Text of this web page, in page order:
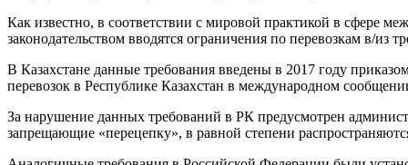
Как известно, в соответствии с мировой практикой в сфере
законодательством вводятся ограничения по перевозкам в/из
В Казахстане данные требования введены в 2017 году
перевозок в Республике Казахстан в международном
За нарушение данных требований в РК предусмотрен
запрещающие «перецепку», в равной степени